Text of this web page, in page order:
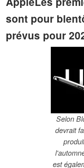
sont pour
prévus pour
Selon
devrait
est